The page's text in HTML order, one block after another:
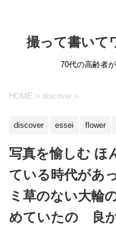
撮って書いて
70代の高齢者
HOME > discover >
discover essei flower
写真を愉しむ ほ
ている時代があ
ミ草のない大輪
めていたの 良